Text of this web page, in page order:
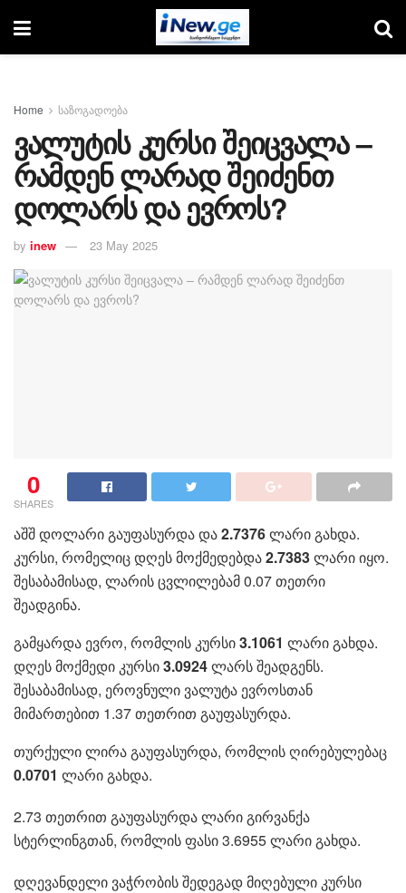
Home საზოგადოება
ვალუტის კურსი შეიცვალა –
რამდენ ლარად შეიძენთ
დოლარს და ევროს?
by inew 23 May 2025
0
SHARES
აშშ დოლარი გაუფასურდა და2.7376ლარი გახდა.
კურსი, რომელიც დღეს მოქმედებდა2.7383ლარი იყო.
შესაბამისად, ლარის ცვლილებამ 0.07 თეთრი
შეადგინა.
გამყარდა ევრო, რომლის კურსი3.1061 ლარი გახდა.
დღეს მოქმედი კურსი3.0924ლარს შეადგენს.
შესაბამისად, ეროვნული ვალუტა ევროსთან
მიმართებით 1.37 თეთრით გაუფასურდა.
თურქული ლირა გაუფასურდა, რომლის ღირებულებაც
0.0701 ლარი გახდა.
2.73 თეთრით გაუფასურდა ლარი გირვანქა
სტერლინგთან, რომლის ფასი 3.6955 ლარი გახდა.
დღევანდელი ვაჭრობის შედეგად მიღებული კურსი